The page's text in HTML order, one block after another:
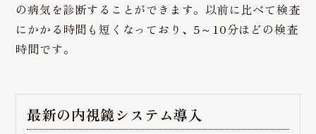
の病気を診断することができます。以前に比べて検査
にかかる時間も短くなっており、5～10分ほどの検査
時間です。
最新の内視鏡システム導入